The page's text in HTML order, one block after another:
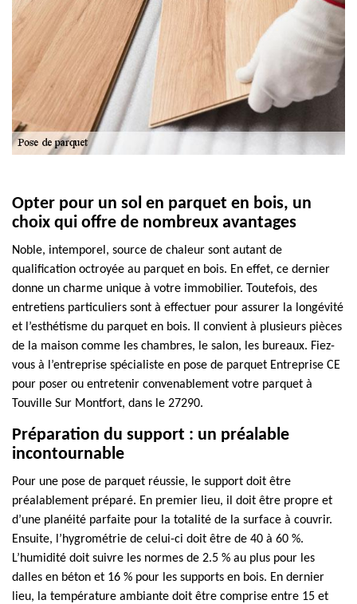
Opter pour un sol en parquet en bois, un
choix qui offre de nombreux avantages
Noble, intemporel, source de chaleur sont autant de
qualification octroyée au parquet en bois. En effet, ce dernier
donne un charme unique à votre immobilier. Toutefois, des
entretiens particuliers sont à effectuer pour assurer la longévité
et l’esthétisme du parquet en bois. Il convient à plusieurs pièces
de la maison comme les chambres, le salon, les bureaux. Fiez-
vous à l’entreprise spécialiste en pose de parquet Entreprise CE
pour poser ou entretenir convenablement votre parquet à
Touville Sur Montfort, dans le 27290.
Préparation du support : un préalable
incontournable
Pour une pose de parquet réussie, le support doit être
préalablement préparé. En premier lieu, il doit être propre et
d’une planéité parfaite pour la totalité de la surface à couvrir.
Ensuite, l’hygrométrie de celui-ci doit être de 40 à 60 %.
L’humidité doit suivre les normes de 2.5 % au plus pour les
dalles en béton et 16 % pour les supports en bois. En dernier
lieu, la température ambiante doit être comprise entre 15 et